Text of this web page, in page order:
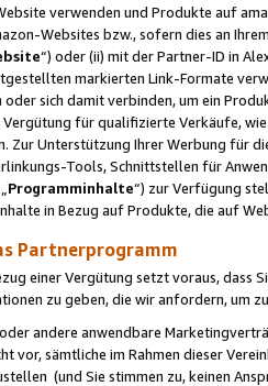
verwenden und Produkte auf
Websites bzw., sofern dies an
“) oder (ii) mit der Partner-ID in
markierten Link-Formate
oder sich damit verbinden, um ein
Vergütung für qualifizierte Verkäufe,
Unterstützung Ihrer Werbung für
Tools, Schnittstellen für
Programminhalte“) zur Verfügung
in Bezug auf Produkte, die auf
Partnerprogramm
einer Vergütung setzt voraus, dass
zu geben, die wir anfordern, um
andere anwendbare
vor, sämtliche im Rahmen dieser
(und Sie stimmen zu, keinen